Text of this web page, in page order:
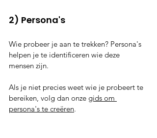
2) Persona's
Wie probeer je aan te trekken? Persona's
helpen je te identificeren wie deze
mensen zijn.
Als je niet precies weet wie je probeert te
bereiken, volg dan onze gids om
persona's te creëren.